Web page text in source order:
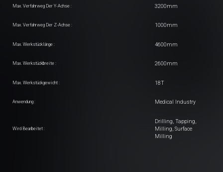
Max. Verfahrweg Der Y-Achse : 3200mm
Max. Verfahrweg Der Z-Achse : 1000mm
Max. Werkstücklänge : 4600mm
Max. Werkstückbreite : 2600mm
Max. Werkstückgewicht : 18T
Anwendung : Medical Industry
Wird Bearbeitet :
Drilling, Tapping,
Milling, Surface
Milling